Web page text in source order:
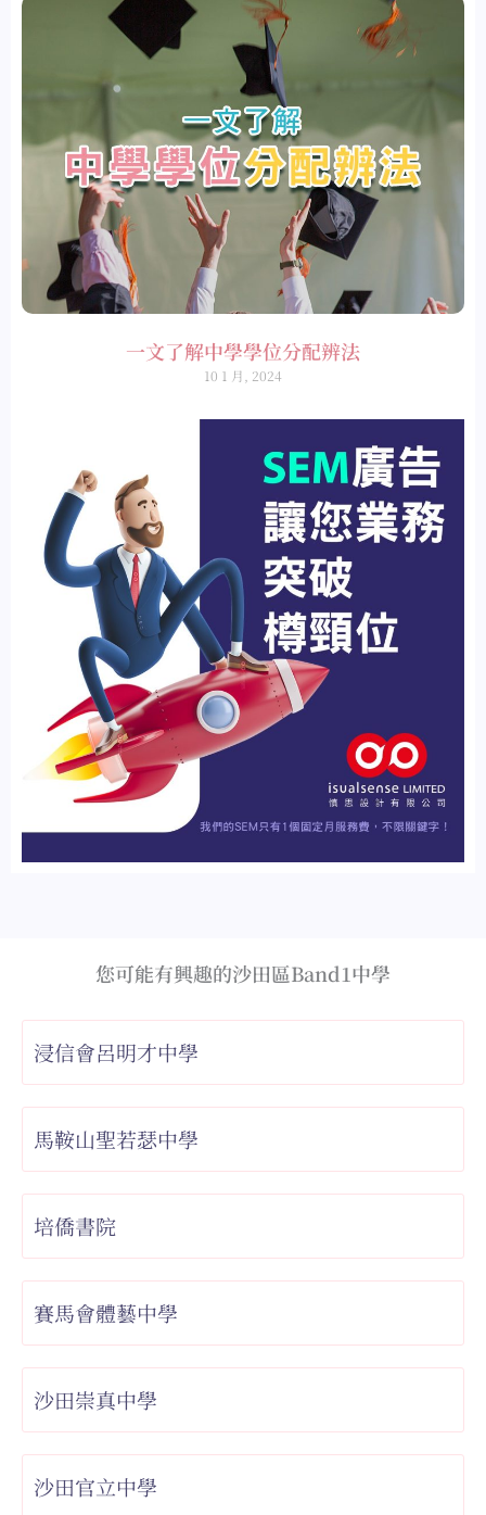
一文了解中學學位分配辨法
10 1 月, 2024
您可能有興趣的沙田區Band1中學
浸信會呂明才中學
馬鞍山聖若瑟中學
培僑書院
賽馬會體藝中學
沙田崇真中學
沙田官立中學